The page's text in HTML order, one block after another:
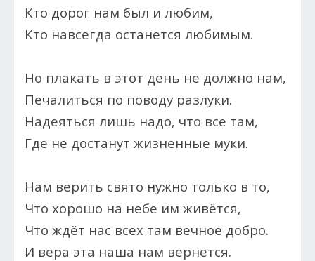
Кто дорог нам был и любим,
Кто навсегда останется любимым.
Но плакать в этот день не должно нам,
Печалиться по поводу разлуки.
Надеяться лишь надо, что все там,
Где не достанут жизненные муки.
Нам верить свято нужно только в то,
Что хорошо на небе им живётся,
Что ждёт нас всех там вечное добро.
И вера эта наша нам вернётся.